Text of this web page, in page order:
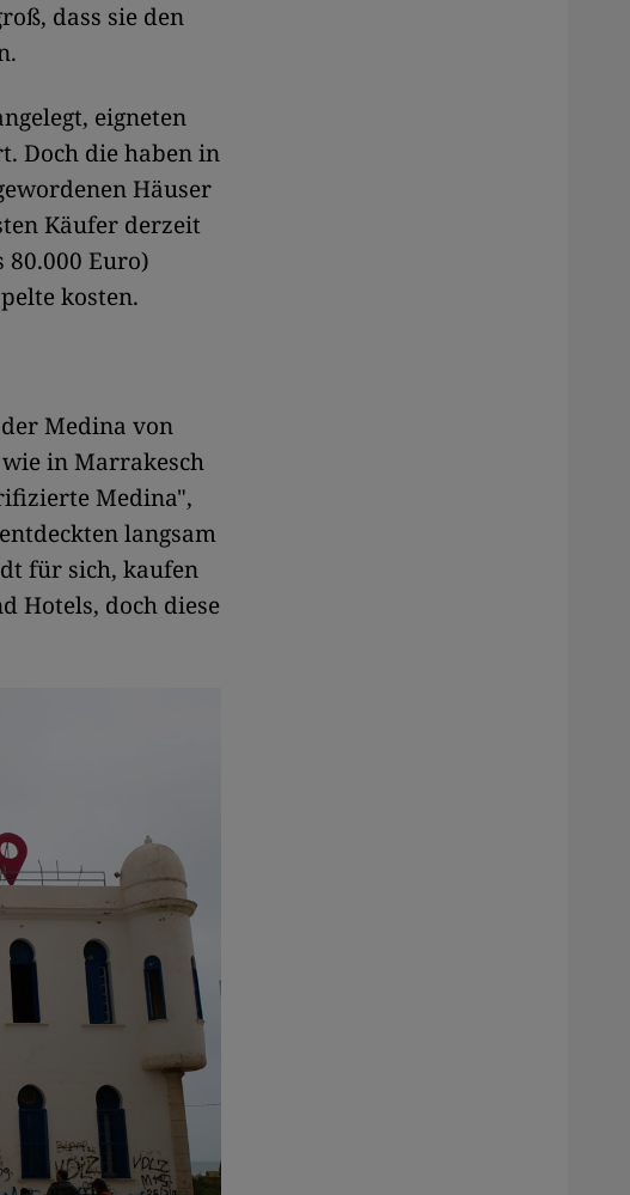
dass sie den
eigneten
Doch die haben in
Häuser
Käufer derzeit
80.000 Euro)
kosten.
Medina von
in Marrakesch
Medina",
langsam
für sich, kaufen
Hotels, doch diese